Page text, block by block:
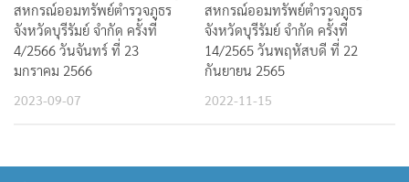
สหกรณ์ออมทรัพย์ตำรวจภูธร
จังหวัดบุรีรัมย์ จำกัด ครั้งที่
4/2566 วันจันทร์ ที่ 23
มกราคม 2566
2023-09-07
สหกรณ์ออมทรัพย์ตำรวจภูธร
จังหวัดบุรีรัมย์ จำกัด ครั้งที่
14/2565 วันพฤหัสบดี ที่ 22
กันยายน 2565
2022-11-15